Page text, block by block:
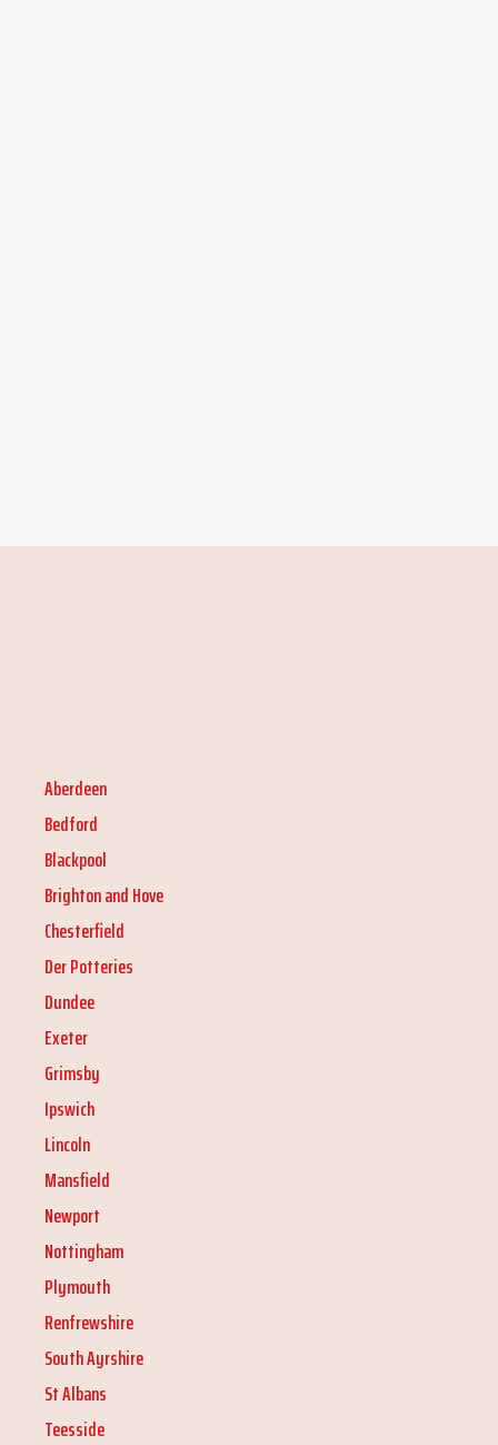
Aberdeen
Bedford
Blackpool
Brighton and Hove
Chesterfield
Der Potteries
Dundee
Exeter
Grimsby
Ipswich
Lincoln
Mansfield
Newport
Nottingham
Plymouth
Renfrewshire
South Ayrshire
St Albans
Teesside